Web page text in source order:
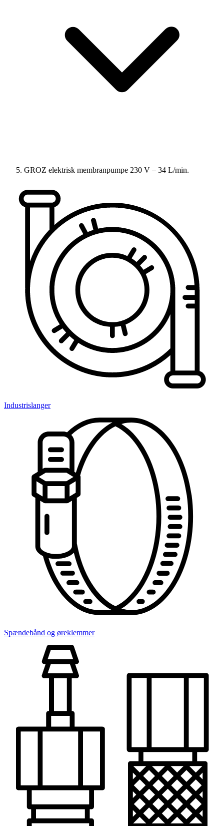
GROZ elektrisk membranpumpe 230 V – 34 L/min.
Industrislanger
Spændebånd og øreklemmer